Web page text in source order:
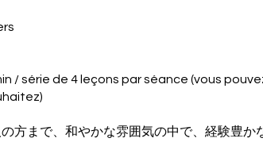
/ série de 4 leçons par séance (vous
方まで、和やかな雰囲気の中で、経験豊か